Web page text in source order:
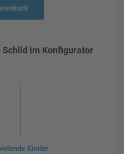
Schild im Konfigurator
Kinder